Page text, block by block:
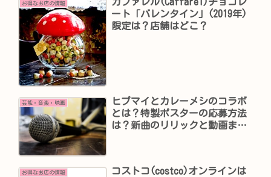
お得なお店の情報
カファレル(Caffarel)チョコレ
ート「バレンタイン」(2019年)
限定は？店舗はどこ？
芸能・音楽・映画
ヒプマイとカレーメシのコラボ
とは？特製ポスターの応募方法
は？新曲のリリックと動画まと
お得なお店の情報
コストコ(costco)オンラインは